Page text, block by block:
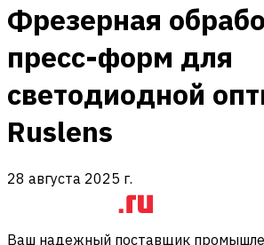
Фрезерная
пресс-форм для
светодиодной
Ruslens
28 августа 2025 г.
Ваш надежный поставщик